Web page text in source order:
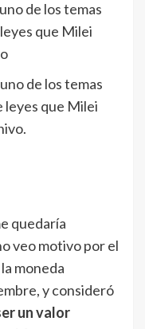
de los temas
leyes que Milei
quedaría
veo motivo por el
moneda
y consideró
un valor